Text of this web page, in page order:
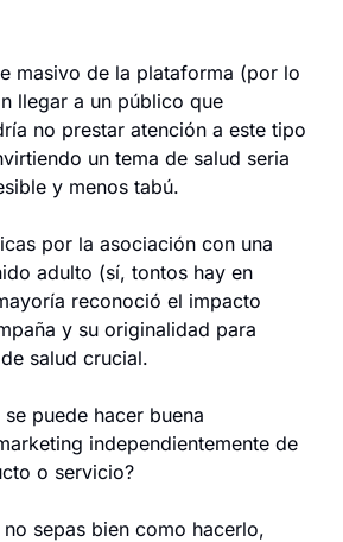
masivo de la plataforma (por lo
llegar a un público que
no prestar atención a este tipo
un tema de salud seria
y menos tabú.
por la asociación con una
adulto (sí, tontos hay en
reconoció el impacto
y su originalidad para
salud crucial.
se puede hacer buena
independientemente de
o servicio?
sepas bien como hacerlo,